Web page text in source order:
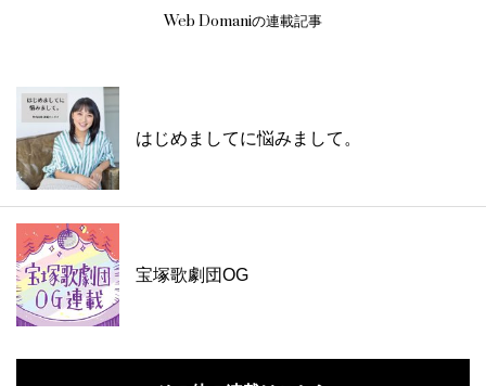
Web Domaniの連載記事
はじめましてに悩みまして。
宝塚歌劇団OG